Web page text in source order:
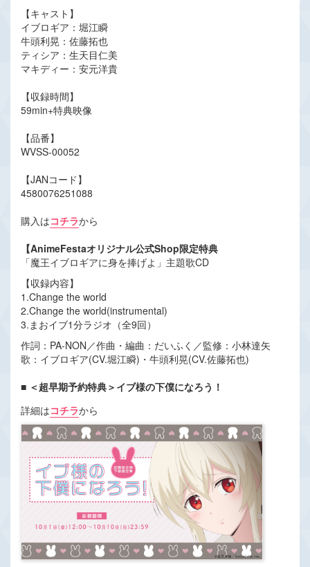
【キャスト】
イブロギア：堀江瞬
牛頭利晃：佐藤拓也
ティシア：生天目仁美
マキディー：安元洋貴
【収録時間】
59min+特典映像
【品番】
WVSS-00052
【JANコード】
4580076251088
購入はコチラから
【AnimeFestaオリジナル公式Shop限定特典
「魔王イブロギアに身を捧げよ」主題歌CD
【収録内容】
1.Change the world
2.Change the world(instrumental)
3.まおイブ1分ラジオ（全9回）
作詞：PA-NON／作曲・編曲：だいふく／監修：小林達矢
歌：イブロギア(CV.堀江瞬)・牛頭利晃(CV.佐藤拓也)
■ ＜超早期予約特典＞イブ様の下僕になろう！
詳細はコチラから